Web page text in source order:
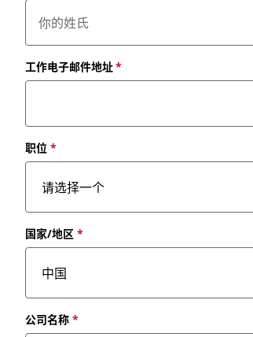
工作电子邮件地址*
职位 *
国家/地区 *
公司名称*